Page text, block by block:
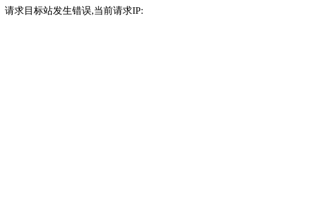
请求目标站发生错误,当前请求IP: